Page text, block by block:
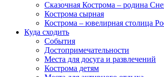
Сказочная Кострома – родина
Кострома сырная
Кострома – ювелирная столица
Куда сходить
События
Достопримечательности
Места для досуга и развлечений
Кострома детям